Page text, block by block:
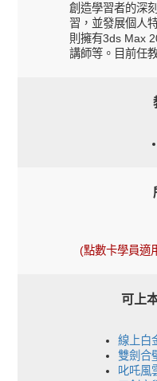
創造學習者的深
習，並發展個人
則擁有3ds Max
講師等。目前任
(點數卡學員適
可上
線上白
雙劍合
叱吒風